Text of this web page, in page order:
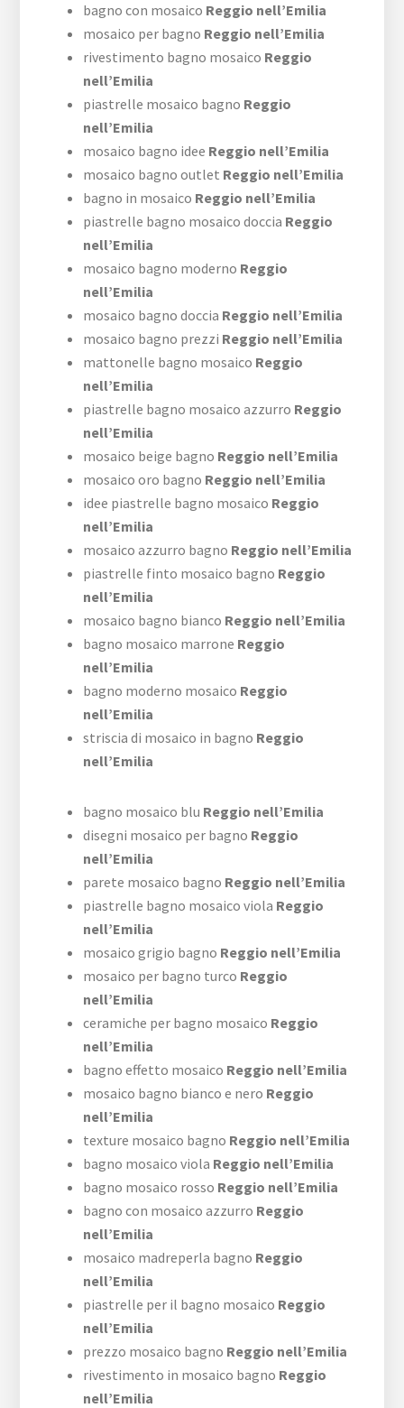
bagno con mosaico Reggio nell’Emilia
mosaico per bagno Reggio nell’Emilia
rivestimento bagno mosaico Reggio
nell’Emilia
piastrelle mosaico bagno Reggio
nell’Emilia
mosaico bagno idee Reggio nell’Emilia
mosaico bagno outlet Reggio nell’Emilia
bagno in mosaico Reggio nell’Emilia
piastrelle bagno mosaico doccia Reggio
nell’Emilia
mosaico bagno moderno Reggio
nell’Emilia
mosaico bagno doccia Reggio nell’Emilia
mosaico bagno prezzi Reggio nell’Emilia
mattonelle bagno mosaico Reggio
nell’Emilia
piastrelle bagno mosaico azzurro Reggio
nell’Emilia
mosaico beige bagno Reggio nell’Emilia
mosaico oro bagno Reggio nell’Emilia
idee piastrelle bagno mosaico Reggio
nell’Emilia
mosaico azzurro bagno Reggio nell’Emilia
piastrelle finto mosaico bagno Reggio
nell’Emilia
mosaico bagno bianco Reggio nell’Emilia
bagno mosaico marrone Reggio
nell’Emilia
bagno moderno mosaico Reggio
nell’Emilia
striscia di mosaico in bagno Reggio
nell’Emilia
bagno mosaico blu Reggio nell’Emilia
disegni mosaico per bagno Reggio
nell’Emilia
parete mosaico bagno Reggio nell’Emilia
piastrelle bagno mosaico viola Reggio
nell’Emilia
mosaico grigio bagno Reggio nell’Emilia
mosaico per bagno turco Reggio
nell’Emilia
ceramiche per bagno mosaico Reggio
nell’Emilia
bagno effetto mosaico Reggio nell’Emilia
mosaico bagno bianco e nero Reggio
nell’Emilia
texture mosaico bagno Reggio nell’Emilia
bagno mosaico viola Reggio nell’Emilia
bagno mosaico rosso Reggio nell’Emilia
bagno con mosaico azzurro Reggio
nell’Emilia
mosaico madreperla bagno Reggio
nell’Emilia
piastrelle per il bagno mosaico Reggio
nell’Emilia
prezzo mosaico bagno Reggio nell’Emilia
rivestimento in mosaico bagno Reggio
nell’Emilia